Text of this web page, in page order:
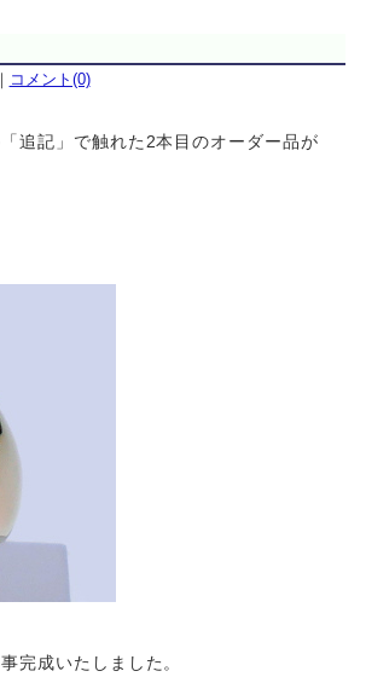
コメント(0)
「追記」で触れた2本目のオーダー品が
完成いたしました。